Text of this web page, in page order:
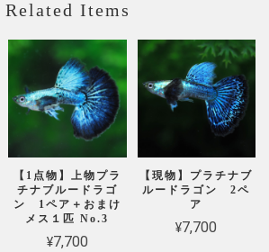
Related Items
【1点物】上物プラ
チナブルードラゴ
ン 1ペア＋おまけ
メス１匹 No.3
¥7,700
【現物】プラチナブ
ルードラゴン 2ペ
ア
¥7,700